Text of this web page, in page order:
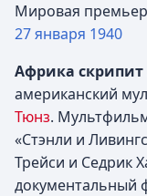
Мировая
27 января 1940
Африка скрипит
американский
Тюнз.
«Стэнли и
Трейси и Седрик
документальный